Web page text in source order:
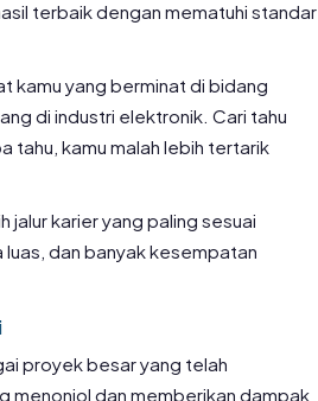
terbaik dengan mematuhi standar
kamu yang berminat di bidang
di industri elektronik. Cari tahu
tahu, kamu malah lebih tertarik
jalur karier yang paling sesuai
dan banyak kesempatan
proyek besar yang telah
menonjol dan memberikan dampak